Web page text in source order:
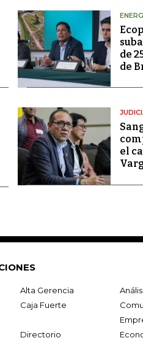
de
de
el
Alta Gerencia
Caja Fuerte
Directorio